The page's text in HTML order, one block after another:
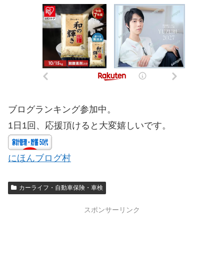
ブログランキング参加中。
1日1回、応援頂けると大変嬉しいです。
にほんブログ村
カーライフ・自動車保険・車検
スポンサーリンク